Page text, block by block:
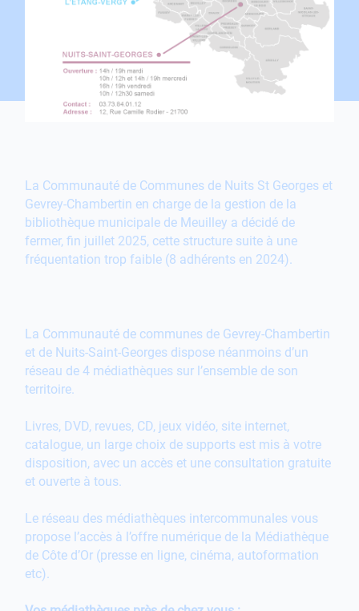
La Communauté de Communes de Nuits St Georges et
Gevrey-Chambertin en charge de la gestion de la
bibliothèque municipale de Meuilley a décidé de
fermer, fin juillet 2025, cette structure suite à une
fréquentation trop faible (8 adhérents en 2024).
La Communauté de communes de Gevrey-Chambertin
et de Nuits-Saint-Georges dispose néanmoins d’un
réseau de 4 médiathèques sur l’ensemble de son
territoire.
Livres, DVD, revues, CD, jeux vidéo, site internet,
catalogue, un large choix de supports est mis à votre
disposition, avec un accès et une consultation gratuite
et ouverte à tous.
Le réseau des médiathèques intercommunales vous
propose l’accès à l’offre numérique de la Médiathèque
de Côte d’Or (presse en ligne, cinéma, autoformation
etc).